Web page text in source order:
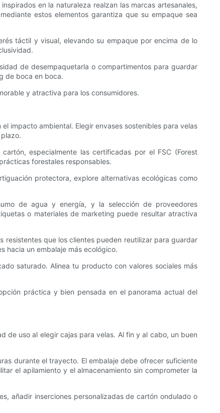
en la naturaleza realzan las marcas artesanales,
estos elementos garantiza que su empaque sea
táctil y visual, elevando su empaque por encima de lo
de desempaquetarla o compartimentos para guardar
de boca en boca.
y atractiva para los consumidores.
impacto ambiental. Elegir envases sostenibles para velas
especialmente las certificadas por el FSC (Forest
forestales responsables.
protectora, explore alternativas ecológicas como
de agua y energía, y la selección de proveedores
o materiales de marketing puede resultar atractiva
que los clientes pueden reutilizar para guardar
hacia un embalaje más ecológico.
saturado. Alinea tu producto con valores sociales más
práctica y bien pensada en el panorama actual del
de uso al elegir cajas para velas. Al fin y al cabo, un buen
durante el trayecto. El embalaje debe ofrecer suficiente
el apilamiento y el almacenamiento sin comprometer la
añadir inserciones personalizadas de cartón ondulado o